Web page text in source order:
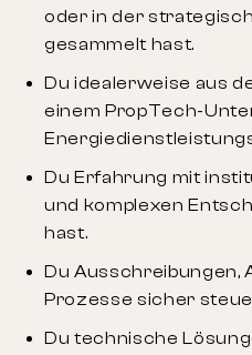
oder in der
gesammelt hast.
Du idealerweise aus
einem PropTech-
Du Erfahrung mit
und komplexen
hast.
Du Ausschreibungen,
Prozesse sicher
Du technische